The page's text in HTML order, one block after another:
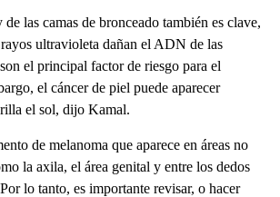
de las camas de bronceado también es clave,
ultravioleta dañan el ADN de las
el principal factor de riesgo para el
el cáncer de piel puede aparecer
el sol, dijo Kamal.
de melanoma que aparece en áreas no
la axila, el área genital y entre los dedos
lo tanto, es importante revisar, o hacer